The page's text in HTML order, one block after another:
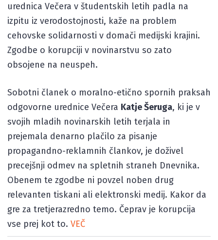
urednica Večera v študentskih letih padla na
izpitu iz verodostojnosti, kaže na problem
cehovske solidarnosti v domači medijski krajini.
Zgodbe o korupciji v novinarstvu so zato
obsojene na neuspeh.
Sobotni članek o moralno-etično spornih praksah
odgovorne urednice Večera Katje Šeruga, ki je v
svojih mladih novinarskih letih terjala in
prejemala denarno plačilo za pisanje
propagandno-reklamnih člankov, je doživel
precejšnji odmev na spletnih straneh Dnevnika.
Obenem te zgodbe ni povzel noben drug
relevanten tiskani ali elektronski medij. Kakor da
gre za tretjerazredno temo. Čeprav je korupcija
vse prej kot to. VEČ